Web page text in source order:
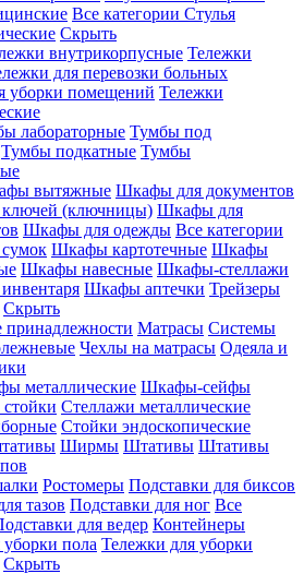
Все категории Стулья
Скрыть
внутрикорпусные Тележки
для перевозки больных
уборки помещений Тележки
лабораторные Тумбы под
Тумбы подкатные Тумбы
вытяжные Шкафы для документов
(ключницы) Шкафы для
Шкафы для одежды Все категории
Шкафы картотечные Шкафы
Шкафы навесные Шкафы-стеллажи
Шкафы аптечки Трейзеры
Скрыть
принадлежности Матрасы Системы
Чехлы на матрасы Одеяла и
металлические Шкафы-сейфы
Стеллажи металлические
Стойки эндоскопические
Ширмы Штативы Штативы
Ростомеры Подставки для биксов
тазов Подставки для ног Все
для ведер Контейнеры
пола Тележки для уборки
Скрыть